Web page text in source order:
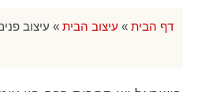
דף הבית » עיצוב הבית » עיצוב